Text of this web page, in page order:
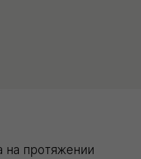
на протяжении